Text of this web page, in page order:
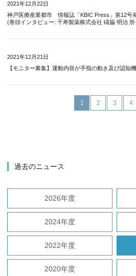
2021年12月22日
神戸医療産業都市 情報誌「KBIC Press」第12号
(巻頭インタビュー: 千寿製薬株式会社 礒脇 明治 所
2021年12月21日
【モニター募集】運動内容が手指の動き及び認知
1 2 3 4
過去のニュース
2026年度
2024年度
2022年度
2020年度